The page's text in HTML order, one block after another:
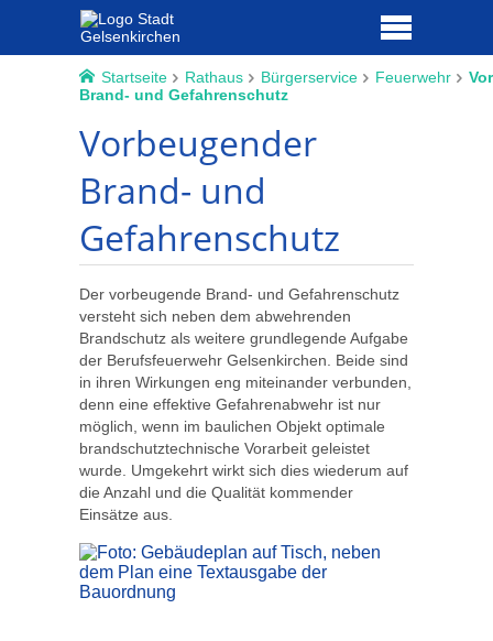
Startseite Rathaus Bürgerservice Feuerwehr
Brand- und Gefahrenschutz
Vorbeugender
Brand- und
Gefahrenschutz
Der vorbeugende Brand- und Gefahrenschutz
versteht sich neben dem abwehrenden
Brandschutz als weitere grundlegende Aufgabe
der Berufsfeuerwehr Gelsenkirchen. Beide sind
in ihren Wirkungen eng miteinander verbunden,
denn eine effektive Gefahrenabwehr ist nur
möglich, wenn im baulichen Objekt optimale
brandschutztechnische Vorarbeit geleistet
wurde. Umgekehrt wirkt sich dies wiederum auf
die Anzahl und die Qualität kommender
Einsätze aus.